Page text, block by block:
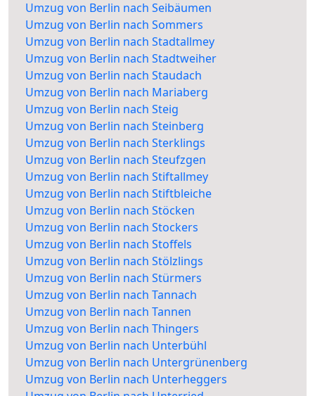
Umzug von Berlin nach Seibäumen
Umzug von Berlin nach Sommers
Umzug von Berlin nach Stadtallmey
Umzug von Berlin nach Stadtweiher
Umzug von Berlin nach Staudach
Umzug von Berlin nach Mariaberg
Umzug von Berlin nach Steig
Umzug von Berlin nach Steinberg
Umzug von Berlin nach Sterklings
Umzug von Berlin nach Steufzgen
Umzug von Berlin nach Stiftallmey
Umzug von Berlin nach Stiftbleiche
Umzug von Berlin nach Stöcken
Umzug von Berlin nach Stockers
Umzug von Berlin nach Stoffels
Umzug von Berlin nach Stölzlings
Umzug von Berlin nach Stürmers
Umzug von Berlin nach Tannach
Umzug von Berlin nach Tannen
Umzug von Berlin nach Thingers
Umzug von Berlin nach Unterbühl
Umzug von Berlin nach Untergrünenberg
Umzug von Berlin nach Unterheggers